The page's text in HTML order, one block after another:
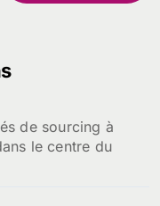
de sourcing à
le centre du